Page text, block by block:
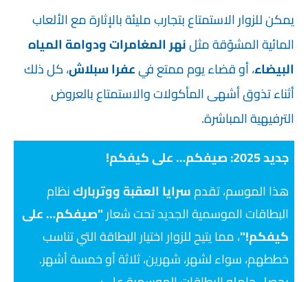
يمكن للزوار الاستمتاع بتجارب مليئة بالإثارة مع الألعاب
المائية المشوّقة مثلنهر المغامراتودوامة المياه
البيضاء، أو قضاء يوم ممتع فيعفرا سبلاش، كل ذلك
أثناء تذوق أشهى المأكولات والاستمتاع بالعروض
الترفيهية المباشرة.
جديد 2025: صيفكم… على كيفكم!
هذا الموسم، تقدمسرايا العقبة ووترباركنظام
البطاقات الموسمية الجديد تحت شعار"صيفكم… على
كيفكم!"، مما يتيح للزوار اختيار البطاقة التي تناسب
خططهم، سواء لشهر، شهرين، ثلاثة أو خمسة أشهر.